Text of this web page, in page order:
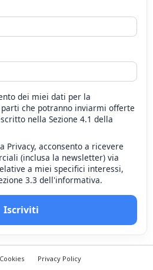
dei miei dati per la
che potranno inviarmi offerte
nella Sezione 4.1 della
Privacy, acconsento a ricevere
(inclusa la newsletter) via
a miei specifici interessi,
3.3 dell'informativa.
Iscriviti
Cookies Privacy Policy